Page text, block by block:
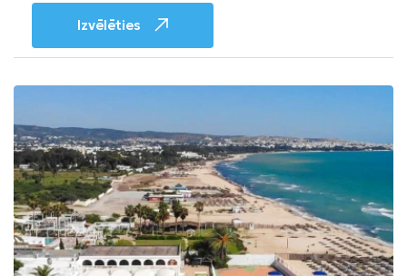
Izvēlēties